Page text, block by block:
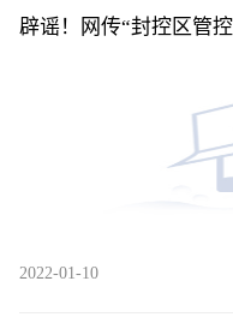
辟谣！网传“封控区管
2022-01-10